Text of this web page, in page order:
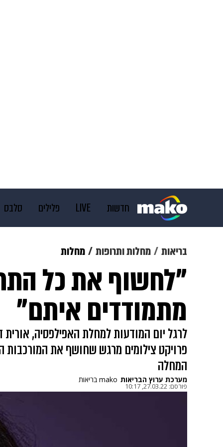
חדשות LIVE פלילים סלבס
מוזיקה תרבות
דיגיטל גאווה ויוה
בריאות מחלות ותרופות מחלות
"לחשוף את כל
מתמודדים איתם"
פרויקט צילומים מרגש שחושף את המורכבות
המחלה
מערכת ערוץ הבריאות mako בריאות
פורסם: 27.03.22, 10:17